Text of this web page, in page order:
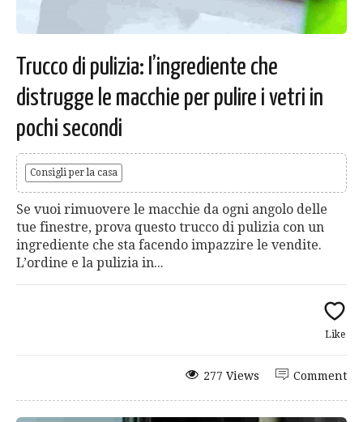
Trucco di pulizia: l’ingrediente che
distrugge le macchie per pulire i vetri in
pochi secondi
Consigli per la casa
Se vuoi rimuovere le macchie da ogni angolo delle
tue finestre, prova questo trucco di pulizia con un
ingrediente che sta facendo impazzire le vendite.
L’ordine e la pulizia in...
Like
Comment
277 Views